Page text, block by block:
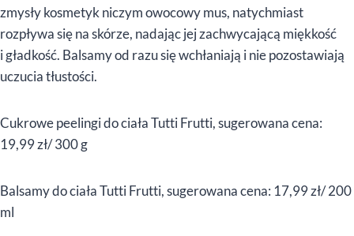
zmysły kosmetyk niczym owocowy mus, natychmiast
rozpływa się na skórze, nadając jej zachwycającą miękkość
i gładkość. Balsamy od razu się wchłaniają i nie pozostawiają
uczucia tłustości.
Cukrowe peelingi do ciała Tutti Frutti, sugerowana cena:
19,99 zł/ 300 g
Balsamy do ciała Tutti Frutti, sugerowana cena: 17,99 zł/ 200
ml